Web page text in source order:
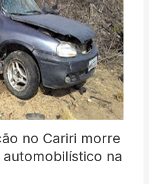
no Cariri morre
na